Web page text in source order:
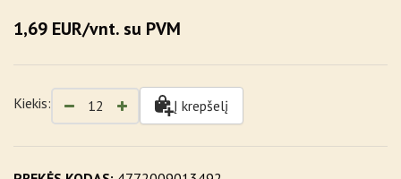
1,69 EUR/vnt. su PVM
Kiekis: Į krepšelį